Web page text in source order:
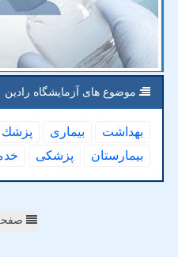
موضوع های آزمایشگاه رادین
بهداشت بیماری پزشك
بیمارستان
پزشكی